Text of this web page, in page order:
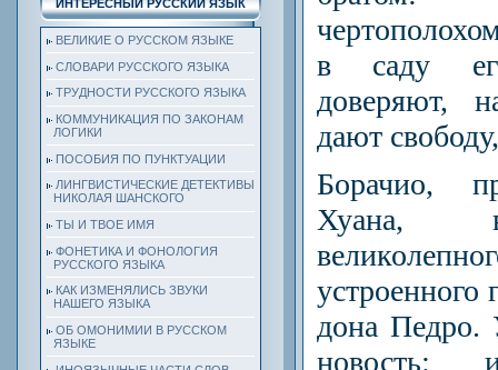
ИНТЕРЕСНЫЙ РУССКИЙ ЯЗЫК
ВЕЛИКИЕ О РУССКОМ ЯЗЫКЕ
СЛОВАРИ РУССКОГО ЯЗЫКА
ТРУДНОСТИ РУССКОГО ЯЗЫКА
КОММУНИКАЦИЯ ПО ЗАКОНАМ
ЛОГИКИ
ПОСОБИЯ ПО ПУНКТУАЦИИ
ЛИНГВИСТИЧЕСКИЕ ДЕТЕКТИВЫ
НИКОЛАЯ ШАНСКОГО
ТЫ И ТВОЕ ИМЯ
ФОНЕТИКА И ФОНОЛОГИЯ
РУССКОГО ЯЗЫКА
КАК ИЗМЕНЯЛИСЬ ЗВУКИ
НАШЕГО ЯЗЫКА
ОБ ОМОНИМИИ В РУССКОМ
ЯЗЫКЕ
в саду
доверяют,
дают
Борачио,
Хуана,
устроенного
дона Педро.
новость: